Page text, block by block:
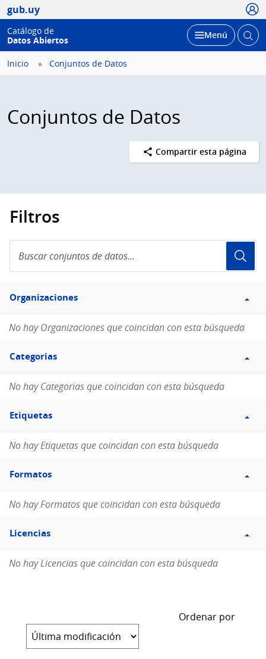
gub.uy
Catálogo de
Datos Abiertos
Desplegar
Menú Abrir
Inicio Conjuntos de Datos
Conjuntos de Datos
Compartir esta página
Filtros
conjuntos
de
Filtro
Organizaciones
Organizaciones
No hay Organizaciones que coincidan con esta búsqueda
Filtro
Categorias
Categorias
No hay Categorias que coincidan con esta búsqueda
Filtro
Etiquetas
Etiquetas
No hay Etiquetas que coincidan con esta búsqueda
Filtro
Formatos
Formatos
No hay Formatos que coincidan con esta búsqueda
Filtro
Licencias
Licencias
No hay Licencias que coincidan con esta búsqueda
Ordenar por